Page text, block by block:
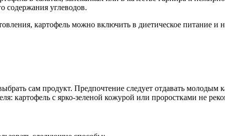
содержания углеводов.
картофель можно включить в диетическое питание и
сам продукт. Предпочтение следует отдавать
картофель с ярко-зеленой кожурой или проростками не